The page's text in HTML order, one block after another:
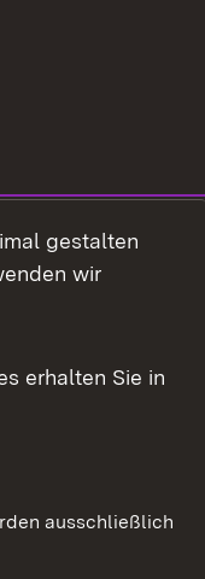
gestalten
wir
erhalten Sie in
ausschließlich